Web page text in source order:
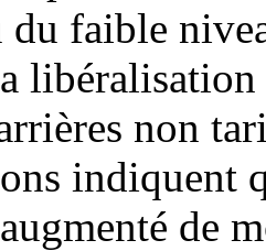
du faible
non
indiquent
de